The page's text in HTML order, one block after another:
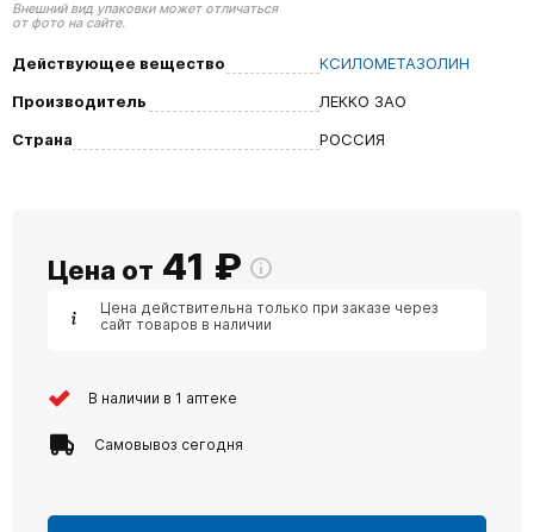
Внешний вид упаковки может отличаться
от фото на сайте.
Действующее вещество
КСИЛОМЕТАЗОЛИН
Производитель
ЛЕККО ЗАО
Страна
РОССИЯ
Цена от 41 ₽
Цена действительна только при заказе через
сайт товаров в наличии
В наличии в 1 аптеке
Самовывоз сегодня